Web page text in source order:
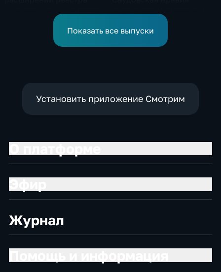
Ярославской области
коллективной обороне
Показать все выпуски
Установить приложение Смотрим
Журнал